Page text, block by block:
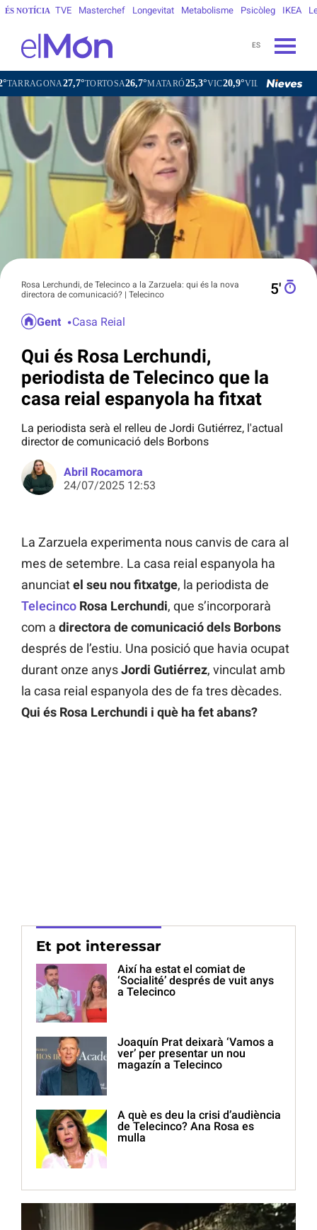
ÉS NOTÍCIA TVE Masterchef Longevitat Metabolisme Psicòleg IKEA
ES
27,7°TORTOSA26,7°MATARÓ25,3°VIC20,9°VILAFRANCA DEL PENEDÈS
Rosa Lerchundi, de Telecinco a la Zarzuela: qui és la nova
directora de comunicació? | Telecinco
5′
Gent Casa Reial
Qui és Rosa Lerchundi,
periodista de Telecinco que la
casa reial espanyola ha fitxat
La periodista serà el relleu de Jordi Gutiérrez, l'actual
director de comunicació dels Borbons
Abril Rocamora
24/07/2025 12:53
La Zarzuela experimenta nous canvis de cara al
mes de setembre. La casa reial espanyola ha
anunciatel seu nou fitxatge, la periodista de
Telecinco Rosa Lerchundi, que s’incorporarà
com a directora de comunicació dels Borbons
després de l’estiu. Una posició que havia ocupat
durant onze anysJordi Gutiérrez, vinculat amb
la casa reial espanyola des de fa tres dècades.
Qui és Rosa Lerchundi i què ha fet abans?
Et pot interessar
Així ha estat el comiat de
‘Socialité’ després de vuit anys
a Telecinco
Joaquín Prat deixarà ‘Vamos a
ver’ per presentar un nou
magazín a Telecinco
A què es deu la crisi d’audiència
de Telecinco? Ana Rosa es
mulla